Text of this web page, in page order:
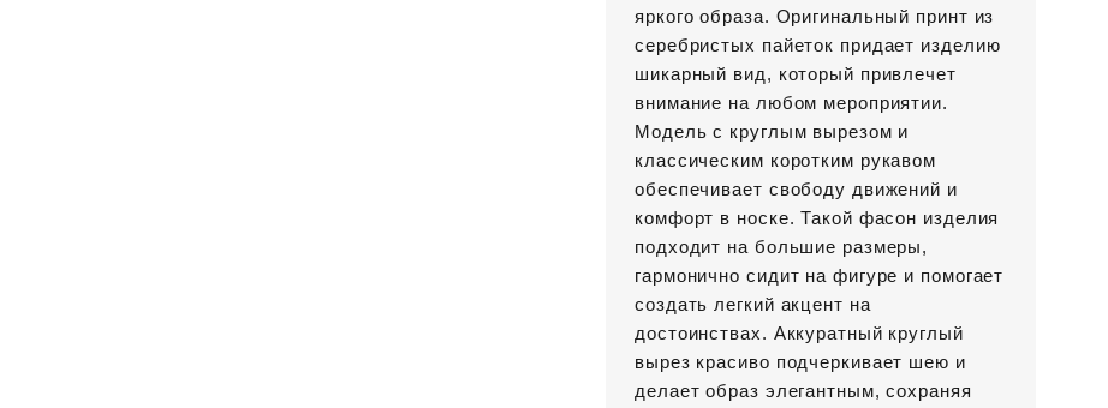
яркого образа. Оригинальный принт из
серебристых пайеток придает изделию
шикарный вид, который привлечет
внимание на любом мероприятии.
Модель с круглым вырезом и
классическим коротким рукавом
обеспечивает свободу движений и
комфорт в носке. Такой фасон изделия
подходит на большие размеры,
гармонично сидит на фигуре и помогает
создать легкий акцент на
достоинствах. Аккуратный круглый
вырез красиво подчеркивает шею и
делает образ элегантным, сохраняя